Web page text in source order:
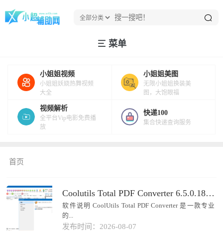
菜单
小姐姐视频
小姐姐妖娆热舞视频
大全
小姐姐美图
无限小姐姐换装美
图，大饱眼福
视频解析
全平台Vip电影免费播
放
快递100
集合快递查询服务
首页
Coolutils Total PDF Converter 6.5.0.188.0
软件说明 CoolUtils Total PDF Converter 是一款专业
的...
发布时间：2026-08-07